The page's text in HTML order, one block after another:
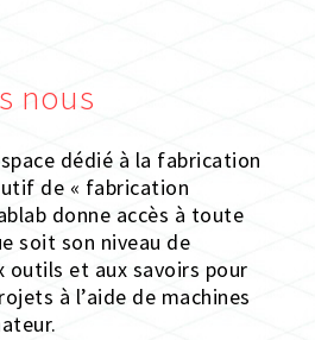
nous
dédié à la fabrication
de « fabrication
donne accès à toute
soit son niveau de
outils et aux savoirs pour
à l’aide de machines